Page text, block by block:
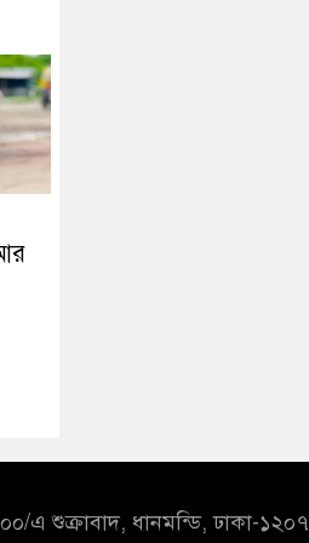
এ শুক্রাবাদ, ধানমন্ডি, ঢাকা-১২০৭